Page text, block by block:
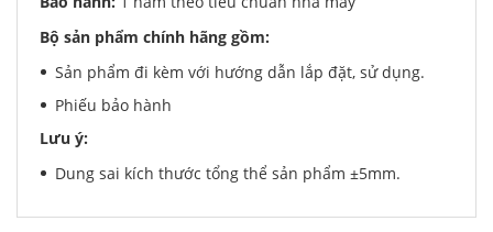
Bộ sản phẩm chính hãng gồm:
Sản phẩm đi kèm với hướng dẫn lắp đặt, sử dụng.
Phiếu bảo hành
Lưu ý:
Dung sai kích thước tổng thể sản phẩm ±5mm.